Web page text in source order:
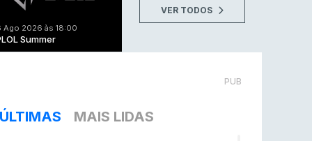
Ago 2026 às 18:00
Summer
VER TODOS
PUB
ÚLTIMAS MAIS LIDAS